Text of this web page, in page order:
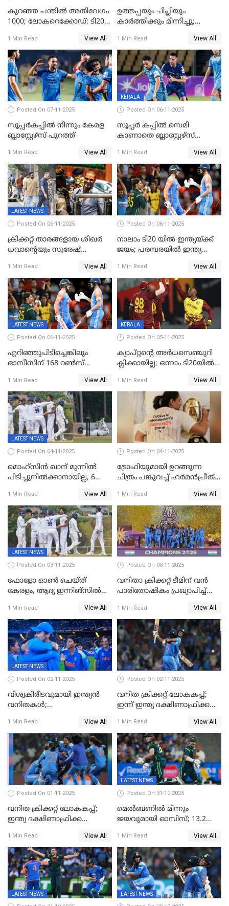
കുറഞ്ഞ പന്തിൽ അതിവേഗം
1000; ലോകറെക്കോഡ്; ടി20
അപൂര്‍വനേട്ടവുമായി
അഭിഷേക് ശർമ
1 Min Read View All
ഉത്തപ്പയും ചിപ്ലിയും
കാർത്തിക്കും മിന്നിച്ചു;
ഇന്ത്യ; ഹോങ്കോങ് സിക്സസ്
ക്രിക്കറ്റ് ടൂർണമെന്റിൽ ജയം
1 Min Read View All
Posted On 07-11-2025
സൂപ്പര്‍കപ്പില്‍ നിന്നും കേരള
ബ്ലാസ്റ്റേഴ്‌സ് പുറത്ത്
1 Min Read View All
KERALA
Posted On 06-11-2025
സൂപ്പർ കപ്പിൽ സെമി
കാണാതെ ബ്ലാസ്റ്റേഴ്സ്
1 Min Read View All
LATEST NEWS
Posted On 06-11-2025
ക്രിക്കറ്റ് താരങ്ങളായ ശിഖർ
ധവാന്‍റെയും സുരേഷ്
കണ്ടുകെട്ടി
1 Min Read View All
Posted On 06-11-2025
നാലാം ടി20 യില്‍ ഇന്ത്യയ്ക്ക്
ജയം; പരമ്പരയിൽ ഇന്ത്യ
1 Min Read View All
LATEST NEWS
Posted On 06-11-2025
എറിഞ്ഞുപിടിച്ചെങ്കിലും
ഓസീസിന് 168 റൺസ്
1 Min Read View All
KERALA
Posted On 05-11-2025
ക്യാപ്റ്റന്റെ അർധസെഞ്ചുറി
ക്ലിക്കായില്ല; ഒന്നാം ടി20യിൽ
വിൻഡീസിന് ജയം
1 Min Read View All
LATEST NEWS
Posted On 04-11-2025
മൊഹ്സിൻ ഖാന് മുന്നിൽ
പിടിച്ചുനിൽക്കാനായില്ല, 6
കേരളത്തിന് ഇന്നിംഗ്സ്
തോല്‍വി
1 Min Read View All
Posted On 04-11-2025
ട്രോഫിയുമായി ഉറങ്ങുന്ന
ചിത്രം പങ്കുവച്ച് ഹര്‍മന്‍പ്രീത്
1 Min Read View All
LATEST NEWS
Posted On 03-11-2025
ഫോളോ ഓൺ ചെയ്ത്
കേരളം, ആദ്യ ഇന്നിങ്സിൽ
രഞ്ജിയിൽ കർണാടകയ്ക്ക്
കൂറ്റൻ ലീഡ്
1 Min Read View All
Posted On 03-11-2025
വനിതാ ക്രിക്കറ്റ് ടീമിന് വൻ
പാരിതോഷികം പ്രഖ്യാപിച്ച്
1 Min Read View All
LATEST NEWS
Posted On 02-11-2025
വിശ്വകിരീടവുമായി ഇന്ത്യൻ
വനിതകൾ;
ഇന്ത്യയ്ക്ക് വനിതാ ക്രിക്കറ്റ്
ലോകകപ്പ്
1 Min Read View All
Posted On 02-11-2025
വനിത ക്രിക്കറ്റ് ലോകകപ്പ്;
ഇന്ന് ഇന്ത്യ ദക്ഷിണാഫ്രിക്ക
1 Min Read View All
Posted On 01-11-2025
വനിത ക്രിക്കറ്റ് ലോകകപ്പ്;
ഇന്ത്യ ദക്ഷിണാഫ്രിക്ക
1 Min Read View All
LATEST NEWS
Posted On 31-10-2025
മെൽബണിൽ മിന്നും
ജയവുമായി ഓസിസ്; 13.2
പരമ്പരയിൽ ലീഡ്
1 Min Read View All
LATEST NEWS LATEST NEWS